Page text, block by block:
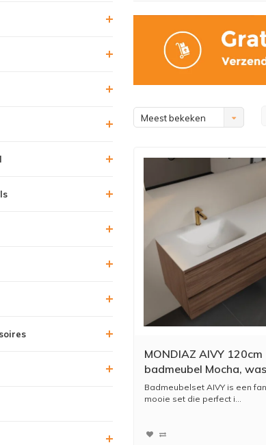
Meest bekeken
MONDIAZ AIVY 120cm
badmeubel Mocha,
Talc solid surface links
kraangat (AI-
Badmeubelset AIVY is een
mooie set die perfect i...